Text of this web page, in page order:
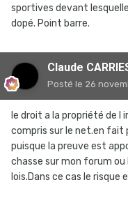
sportives devant
dopé. Point barre.
Claude
Posté le 26
le droit a la propriété de l
compris sur le net.en fait
puisque la preuve est
chasse sur mon forum ou
lois.Dans ce cas le